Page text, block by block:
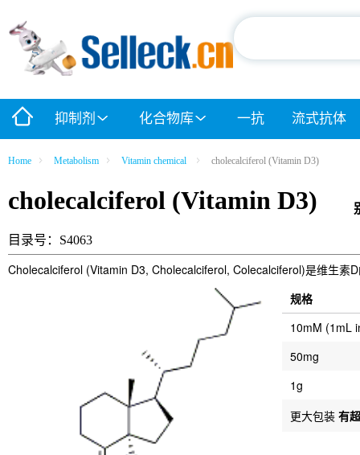
抑制剂 化合物库 一抗 流式抗体
Home Metabolism Vitamin chemical cholecalciferol (Vitamin D3)
cholecalciferol (Vitamin D3)
目录号：S4063
Cholecalciferol (Vitamin D3, Cholecalciferol, Colecalciferol)是维生素
规格
10mM (1mL
50mg
1g
更大包装 有